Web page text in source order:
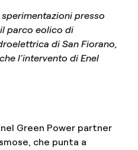
presso
parco eolico di
di San Fiorano,
l’intervento di Enel
Green Power partner
che punta a